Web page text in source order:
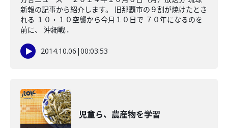
新報の記事から紹介します。 旧那覇市の９割が焼けたとさ
れる １０・１０空襲から今月１０日で ７０年になるのを
前に、 沖縄戦...
2014.10.06 |00:03:53
児童ら、農産物を学習